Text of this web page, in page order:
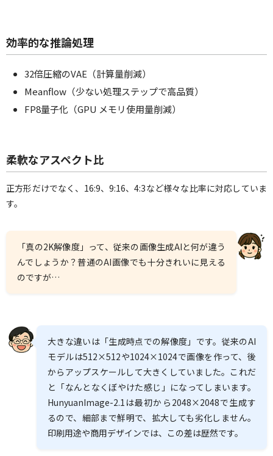
効率的な推論処理
32倍圧縮のVAE（計算量削減）
Meanflow（少ない処理ステップで高品質）
FP8量子化（GPU メモリ使用量削減）
柔軟なアスペクト比
正方形だけでなく、16:9、9:16、4:3など様々な比率に対応していま
す。
「真の2K解像度」って、従来の画像生成AIと何が違う
んでしょうか？普通のAI画像でも十分きれいに見える
のですが…
大きな違いは「生成時点での解像度」です。従来のAI
モデルは512×512や1024×1024で画像を作って、後
からアップスケールして大きくしていました。これだ
と「なんとなくぼやけた感じ」になってしまいます。
HunyuanImage-2.1は最初から2048×2048で生成す
るので、細部まで鮮明で、拡大しても劣化しません。
印刷用途や商用デザインでは、この差は歴然です。